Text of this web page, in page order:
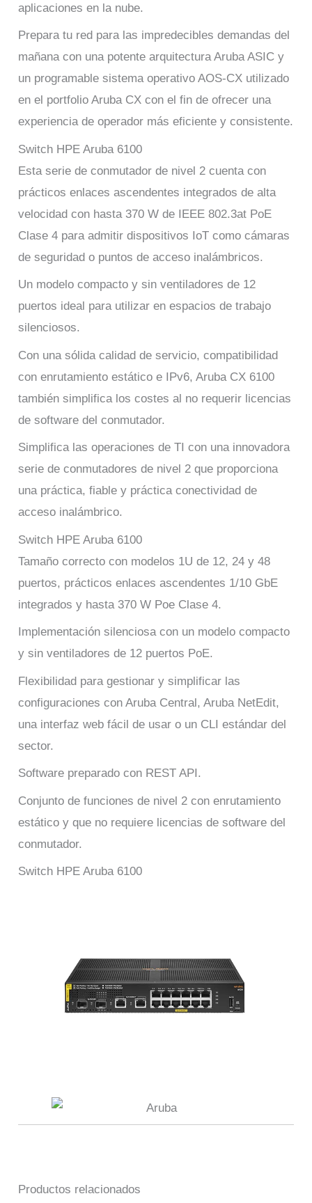
aplicaciones en la nube.
Prepara tu red para las impredecibles demandas del
mañana con una potente arquitectura Aruba ASIC y
un programable sistema operativo AOS-CX utilizado
en el portfolio Aruba CX con el fin de ofrecer una
experiencia de operador más eficiente y consistente.
Switch HPE Aruba 6100
Esta serie de conmutador de nivel 2 cuenta con
prácticos enlaces ascendentes integrados de alta
velocidad con hasta 370 W de IEEE 802.3at PoE
Clase 4 para admitir dispositivos IoT como cámaras
de seguridad o puntos de acceso inalámbricos.
Un modelo compacto y sin ventiladores de 12
puertos ideal para utilizar en espacios de trabajo
silenciosos.
Con una sólida calidad de servicio, compatibilidad
con enrutamiento estático e IPv6, Aruba CX 6100
también simplifica los costes al no requerir licencias
de software del conmutador.
Simplifica las operaciones de TI con una innovadora
serie de conmutadores de nivel 2 que proporciona
una práctica, fiable y práctica conectividad de
acceso inalámbrico.
Switch HPE Aruba 6100
Tamaño correcto con modelos 1U de 12, 24 y 48
puertos, prácticos enlaces ascendentes 1/10 GbE
integrados y hasta 370 W Poe Clase 4.
Implementación silenciosa con un modelo compacto
y sin ventiladores de 12 puertos PoE.
Flexibilidad para gestionar y simplificar las
configuraciones con Aruba Central, Aruba NetEdit,
una interfaz web fácil de usar o un CLI estándar del
sector.
Software preparado con REST API.
Conjunto de funciones de nivel 2 con enrutamiento
estático y que no requiere licencias de software del
conmutador.
Switch HPE Aruba 6100
Productos relacionados